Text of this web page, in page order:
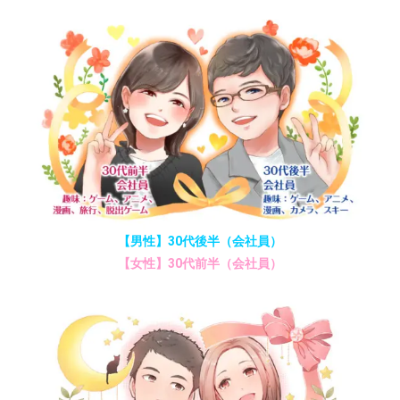
【男性】30代後半（会社員）
【女性】30代前半（会社員）